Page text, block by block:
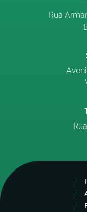
Rua